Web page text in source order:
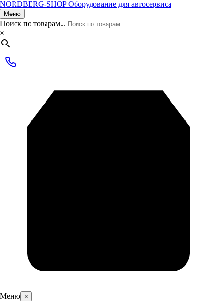
NORDBERG-SHOP Оборудование для автосервиса
Меню
Поиск по товарам...
×
Меню ×